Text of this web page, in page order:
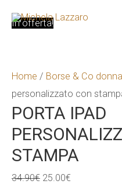
In offerta!
Home / Borse & Co donna
personalizzato con
PORTA IPAD
STAMPA
34.90€ Il
25.00€